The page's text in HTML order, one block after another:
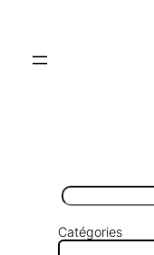
contenu
Rechercher
Catégories